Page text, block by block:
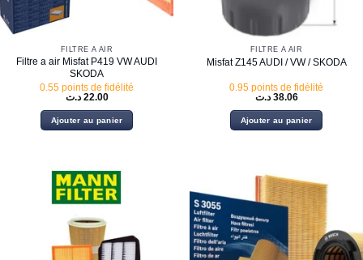
FILTRE À AIR
Filtre a air Misfat P419 VW AUDI
SKODA
0.55 points de fidélité
22.00 د.ت
Ajouter au panier
FILTRE À AIR
Misfat Z145 AUDI / VW / SKODA
0.95 points de fidélité
38.06 د.ت
Ajouter au panier